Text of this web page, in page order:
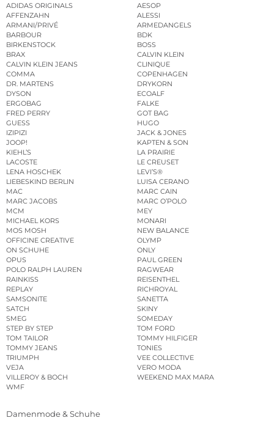
ADIDAS ORIGINALS
AESOP
AFFENZAHN
ALESSI
ARMANI/PRIVÉ
ARMEDANGELS
BARBOUR
BDK
BIRKENSTOCK
BOSS
BRAX
CALVIN KLEIN
CALVIN KLEIN JEANS
CLINIQUE
COMMA
COPENHAGEN
DR. MARTENS
DRYKORN
DYSON
ECOALF
ERGOBAG
FALKE
FRED PERRY
GOT BAG
GUESS
HUGO
IZIPIZI
JACK & JONES
JOOP!
KAPTEN & SON
KIEHL’S
LA PRAIRIE
LACOSTE
LE CREUSET
LENA HOSCHEK
LEVI’S®
LIEBESKIND BERLIN
LUISA CERANO
MAC
MARC CAIN
MARC JACOBS
MARC O’POLO
MCM
MEY
MICHAEL KORS
MONARI
MOS MOSH
NEW BALANCE
OFFICINE CREATIVE
OLYMP
ON SCHUHE
ONLY
OPUS
PAUL GREEN
POLO RALPH LAUREN
RAGWEAR
RAINKISS
REISENTHEL
REPLAY
RICHROYAL
SAMSONITE
SANETTA
SATCH
SKINY
SMEG
SOMEDAY
STEP BY STEP
TOM FORD
TOM TAILOR
TOMMY HILFIGER
TOMMY JEANS
TONIES
TRIUMPH
VEE COLLECTIVE
VEJA
VERO MODA
VILLEROY & BOCH
WEEKEND MAX MARA
WMF
Damenmode & Schuhe